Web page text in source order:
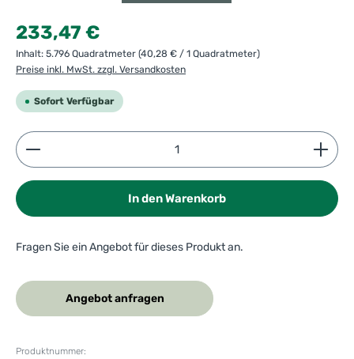
Regulärer Preis:
233,47 €
Inhalt: 5.796 Quadratmeter (40,28 € / 1 Quadratmeter)
Preise inkl. MwSt. zzgl. Versandkosten
Sofort Verfügbar
Produkt Anzahl: Gib den gewünschten Wert ein
In den Warenkorb
Fragen Sie ein Angebot für dieses Produkt an.
Angebot anfragen
Produktnummer: